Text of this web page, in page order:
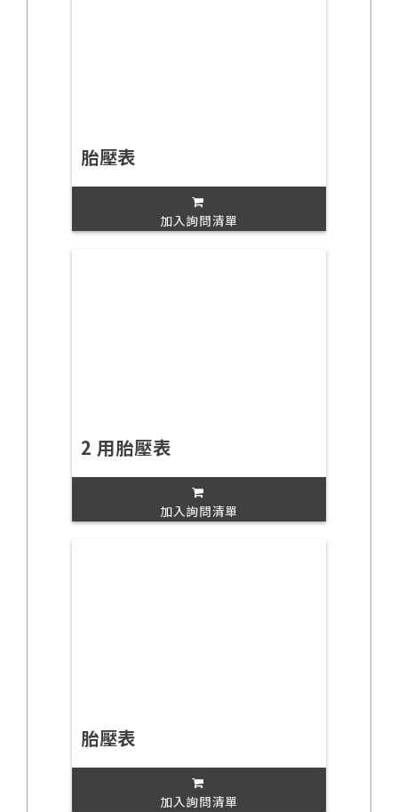
胎壓表
加入詢問清單
2 用胎壓表
加入詢問清單
胎壓表
加入詢問清單